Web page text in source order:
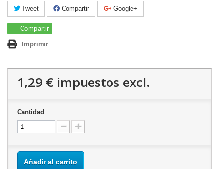
Tweet Compartir Google+
Compartir
Imprimir
1,29 € impuestos excl.
Cantidad
Añadir al carrito